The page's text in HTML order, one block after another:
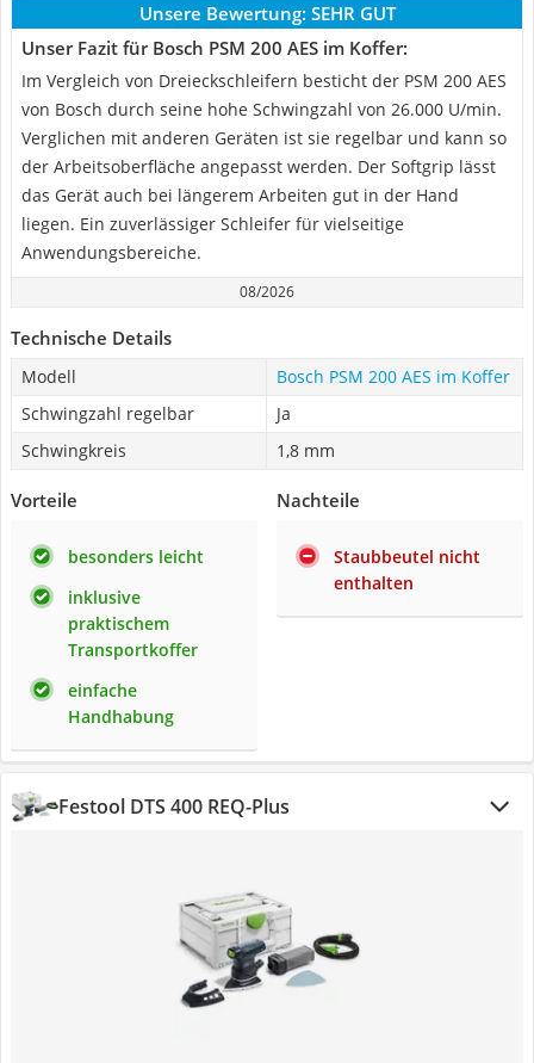
Unsere Bewertung: SEHR GUT
Unser Fazit für Bosch PSM 200 AES im Koffer:
Im Vergleich von Dreieckschleifern besticht der PSM 200 AES
von Bosch durch seine hohe Schwingzahl von 26.000 U/min.
Verglichen mit anderen Geräten ist sie regelbar und kann so
der Arbeitsoberfläche angepasst werden. Der Softgrip lässt
das Gerät auch bei längerem Arbeiten gut in der Hand
liegen. Ein zuverlässiger Schleifer für vielseitige
Anwendungsbereiche.
08/2026
Technische Details
Modell
Bosch PSM 200 AES im Koffer
Schwingzahl regelbar
Ja
Schwingkreis
1,8 mm
Vorteile
besonders leicht
inklusive
praktischem
Transportkoffer
einfache
Handhabung
Nachteile
Staubbeutel nicht
enthalten
Festool DTS 400 REQ-Plus